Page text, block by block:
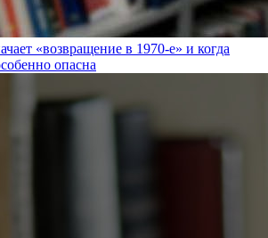
«возвращение в 1970-е» и когда
опасна